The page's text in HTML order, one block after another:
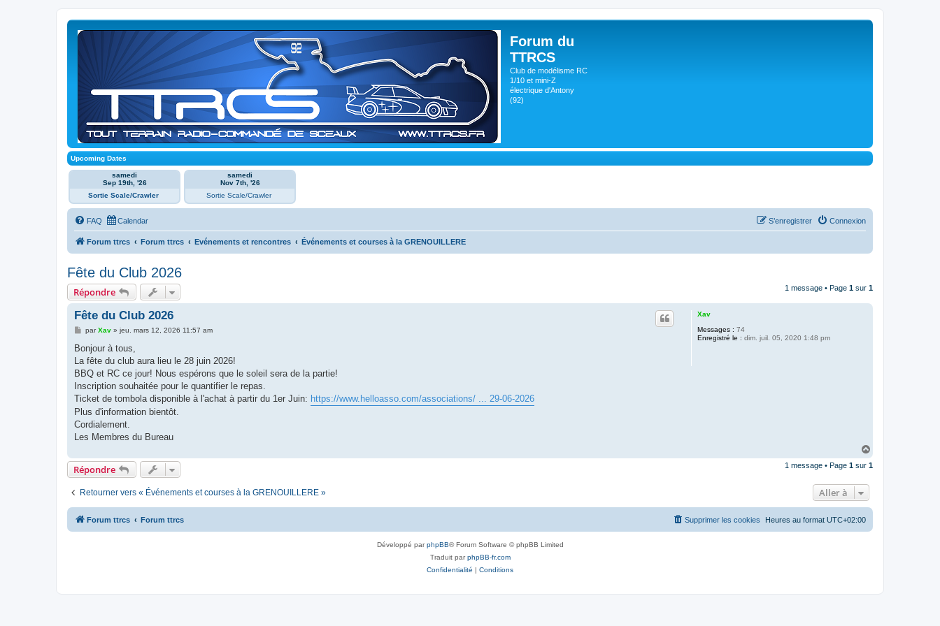
Forum du
TTRCS
Club de modélisme RC
1/10 et mini-Z
électrique d'Antony
(92)
Upcoming Dates
samedi
Sep 19th, '26
Sortie Scale/Crawler
samedi
Nov 7th, '26
Sortie Scale/Crawler
FAQ Calendar Connexion
S’enregistrer
Forum ttrcs Forum ttrcs Evénements et rencontres Événements et courses à la GRENOUILLERE
Fête du Club 2026
Répondre 1 message • Page 1 sur 1
Xav
Messages : 74
Enregistré le : dim. juil. 05, 2020 1:48 pm
Fête du Club 2026
M
s
a
g
parXav» jeu. mars 12, 2026 11:57 am
Bonjour à tous,
La fête du club aura lieu le 28 juin 2026!
BBQ et RC ce jour! Nous espérons que le soleil sera de la partie!
Inscription souhaitée pour le quantifier le repas.
Ticket de tombola disponible à l'achat à partir du 1er Juin: https://www.helloasso.com/associations/ ... 29-06-2026
Plus d'information bientôt.
Cordialement.
Les Membres du Bureau
u
Répondre 1 message • Page 1 sur 1
Retourner vers « Événements et courses à la GRENOUILLERE » Aller à
Forum ttrcs Forum ttrcs Heures au format UTC+02:00
Supprimer les cookies
Développé parphpBB® Forum Software © phpBB Limited
Traduit parphpBB-fr.com
Confidentialité | Conditions